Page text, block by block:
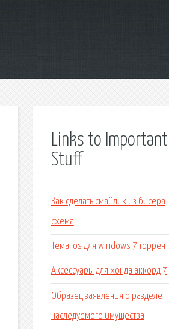
Links to Important
Stuff
Как сделать смайлик из бисера
схема
Тема ios для windows 7 торрент
Аксессуары для хонда аккорд 7
Образец заявления о разделе
наследуемого имущества